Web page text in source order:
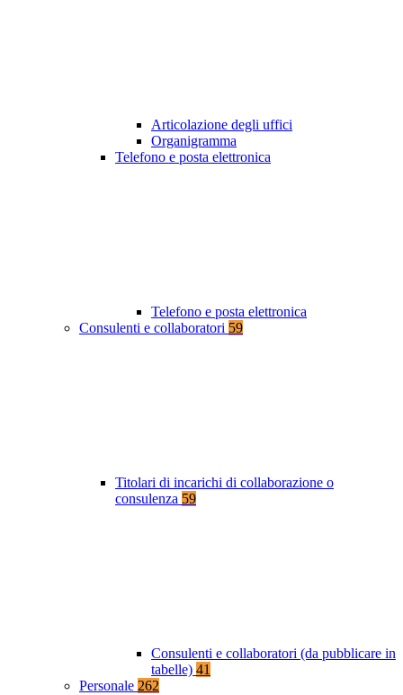
Articolazione degli uffici
Organigramma
Telefono e posta elettronica
Telefono e posta elettronica
Consulenti e collaboratori 59
Titolari di incarichi di collaborazione o
consulenza 59
Consulenti e collaboratori (da pubblicare in
tabelle) 41
Personale 262